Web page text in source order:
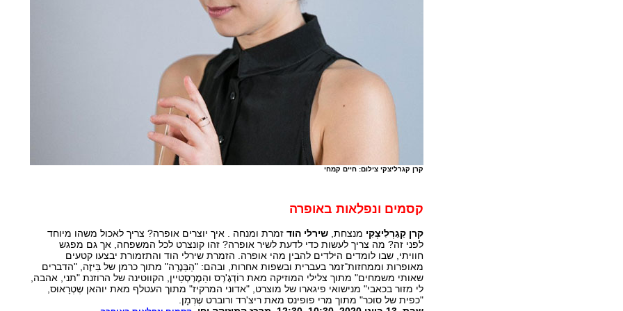
קרן קגרליצקי צילום: חיים קמחי
קסמים ונפלאות באופרה
קרן קַגַרְלִיצְקִי מנצחת, שירלי הוד זמרת ומנחה . איך יוצרים אופרה? צריך לאכול משהו מיוחד
לפני זה? מה צריך לעשות כדי לדעת לשיר אופרה? זהו קונצרט לכל המשפחה, אך גם מפגש
חוויתי, שבו לומדים הילדים להבין מהי אופרה. הזמרת שירלי הוד והתזמורת יבצעו קטעים
מאופרות וממחזות־זמר בעברית ובשפות אחרות, ובהם: "הַבַּנֶרָה" מתוך כרמן של בִּיזֶה, "הדברים
שאותי משמחים" מתוך צלילי המוזיקה מאת רוֹדְגֶ'רְס והַמֶרְסְטַיין, הקווטינה של הרוזנת "תני, אהבה,
לי מזור בכאבי" מנישואי פיגארו של מוצרט, "אדוני המרקיז" מתוך העטלף מאת יוהאן שְטְרָאוּס,
"כפית של סוכר" מתוך מרי פופינס מאת ריצ'רד ורוברט שֶרְמָן.